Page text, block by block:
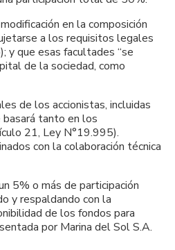
en la composición
a los requisitos legales
y que esas facultades “se
de la sociedad, como
de los accionistas, incluidas
basará tanto en los
21, Ley N°19.995).
con la colaboración técnica
5% o más de participación
y respaldando con la
de los fondos para
por Marina del Sol S.A.